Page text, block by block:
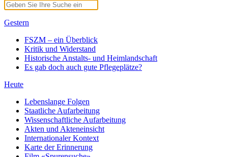
Gestern
FSZM – ein Überblick
Kritik und Widerstand
Historische Anstalts- und Heimlandschaft
Es gab doch auch gute Pflegeplätze?
Heute
Lebenslange Folgen
Staatliche Aufarbeitung
Wissenschaftliche Aufarbeitung
Akten und Akteneinsicht
Internationaler Kontext
Karte der Erinnerung